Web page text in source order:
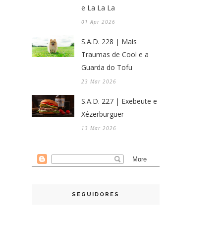
e La La La
01 Apr 2026
S.A.D. 228 | Mais
Traumas de Cool e a
Guarda do Tofu
23 Mar 2026
S.A.D. 227 | Exebeute e
Xézerburguer
13 Mar 2026
SEGUIDORES